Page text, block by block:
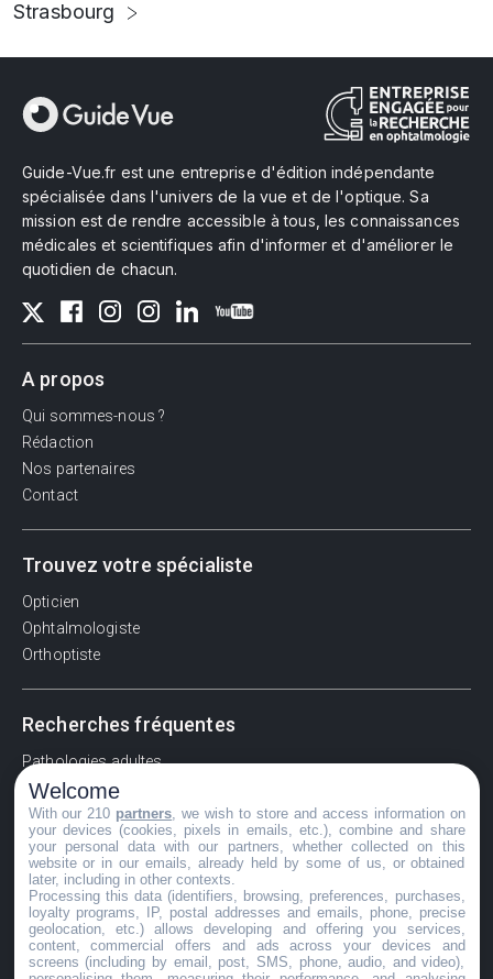
Strasbourg
Guide-Vue.fr est une entreprise d'édition indépendante
spécialisée dans l'univers de la vue et de l'optique. Sa
mission est de rendre accessible à tous, les connaissances
médicales et scientifiques afin d'informer et d'améliorer le
quotidien de chacun.
A propos
Qui sommes-nous ?
Rédaction
Nos partenaires
Contact
Trouvez votre spécialiste
Opticien
Ophtalmologiste
Orthoptiste
Recherches fréquentes
Pathologies adultes
Signes d'une urgence ophtalmologique
La vision
Acuité visuelle
Myosis / mydriase
Œdème oculaire
©GuideVue2024
Welcome
With our 210 partners , we wish to store and access information on
your devices (cookies, pixels in emails, etc.), combine and share
your personal data with our partners, whether collected on this
website or in our emails, already held by some of us, or obtained
later, including in other contexts.
Processing this data (identifiers, browsing, preferences, purchases,
loyalty programs, IP, postal addresses and emails, phone, precise
geolocation, etc.) allows developing and offering you services,
content, commercial offers and ads across your devices and
screens (including by email, post, SMS, phone, audio, and video),